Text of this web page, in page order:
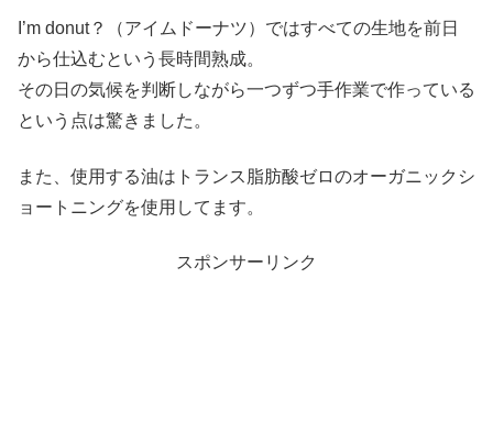
I’m donut？（アイムドーナツ）ではすべての生地を前日
から仕込むという長時間熟成。
その日の気候を判断しながら一つずつ手作業で作っている
という点は驚きました。
また、使用する油はトランス脂肪酸ゼロのオーガニックシ
ョートニングを使用してます。
スポンサーリンク